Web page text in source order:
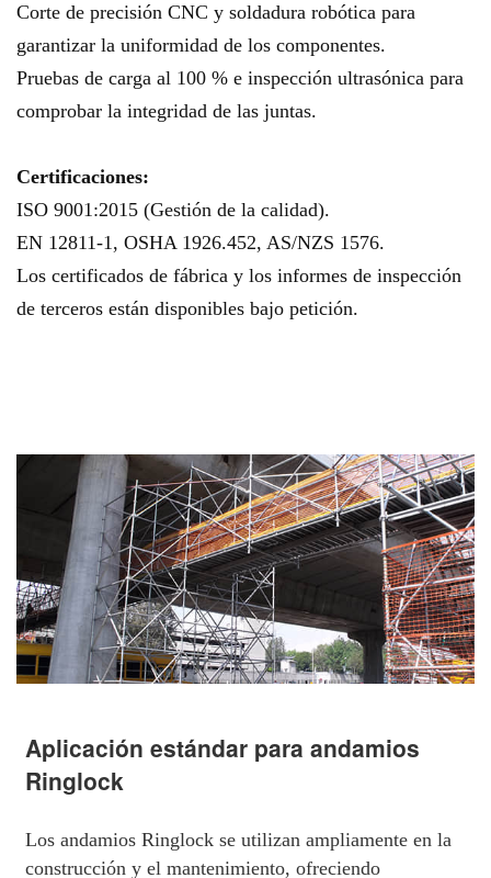
Corte de precisión CNC y soldadura robótica para
garantizar la uniformidad de los componentes.
Pruebas de carga al 100 % e inspección ultrasónica para
comprobar la integridad de las juntas.
Certificaciones:
ISO 9001:2015 (Gestión de la calidad).
EN 12811-1, OSHA 1926.452, AS/NZS 1576.
Los certificados de fábrica y los informes de inspección
de terceros están disponibles bajo petición.
Aplicación estándar para andamios
Ringlock
Los andamios Ringlock se utilizan ampliamente en la
construcción y el mantenimiento, ofreciendo